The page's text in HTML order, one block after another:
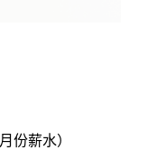
份薪水）